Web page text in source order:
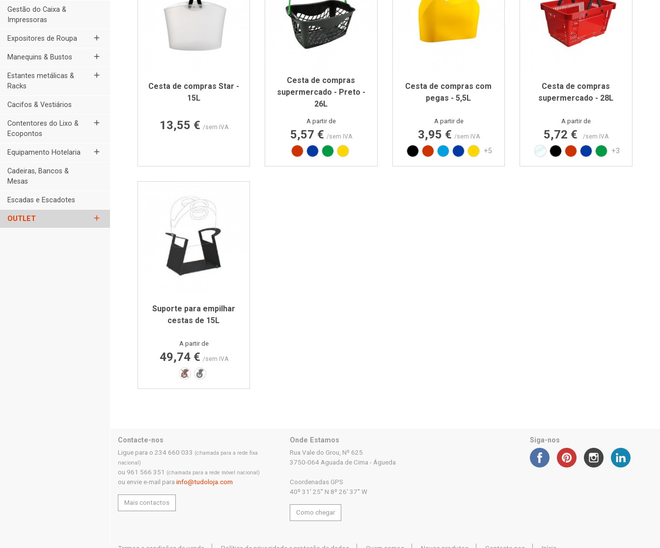
Gestão do Caixa &
Impressoras
Expositores de Roupa add
Manequins & Bustos add
Estantes metálicas &
Racks
add
Cacifos & Vestiários
Contentores do Lixo &
Ecopontos
add
Equipamento Hotelaria add
Cadeiras, Bancos &
Mesas
Escadas e Escadotes
OUTLET add
Cesta de compras Star -
15L
Preço
13,55 € /sem IVA
Cesta de compras
supermercado - Preto -
26L
Preço
A partir de
5,57 € /sem IVA
Vermelho RAL3020
Azul PAN 293C
Verde PAN 347C
Amarelo PAN 012C
Cesta de compras com
pegas - 5,5L
Preço
A partir de
3,95 € /sem IVA
Preto Vermelho RAL3020
Azul PAN 299C
Azul PAN 293C
Amarelo PAN 012C
+5
Cesta de compras
supermercado - 28L
Preço
A partir de
5,72 € /sem IVA
Transparente
Preto Vermelho RAL3020
Azul PAN 293C
Verde PAN 347C
+3
Suporte para empilhar
cestas de 15L
Preço
A partir de
49,74 € /sem IVA
NãoSim
Contacte-nos
Ligue para o 234 660 033 (chamada para a rede fixa
nacional)
ou 961 566 351 (chamada para a rede móvel nacional)
ou envie e-mail para info@tudoloja.com
Mais contactos
Onde Estamos
Rua Vale do Grou, Nº 625
3750-064 Aguada de Cima - Águeda
Coordenadas GPS
40º 31' 25'' N 8º 26' 37'' W
Como chegar
Siga-nos